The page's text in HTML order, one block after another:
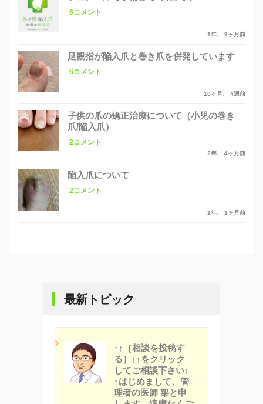
6コメント
1年、 9ヶ月前
足親指が陥入爪と巻き爪を併発しています
6コメント
10ヶ月、 4週前
子供の爪の矯正治療について（小児の巻き
爪/陥入爪）
2コメント
2年、 4ヶ月前
陥入爪について
2コメント
1年、 1ヶ月前
最新トピック
↑↑［相談を投稿す
る］↑↑をクリック
してご相談下さい↑
↑はじめまして、管
理者の医師 簗と申